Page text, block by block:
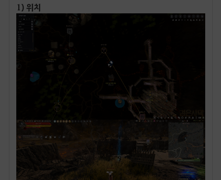
1) 위치